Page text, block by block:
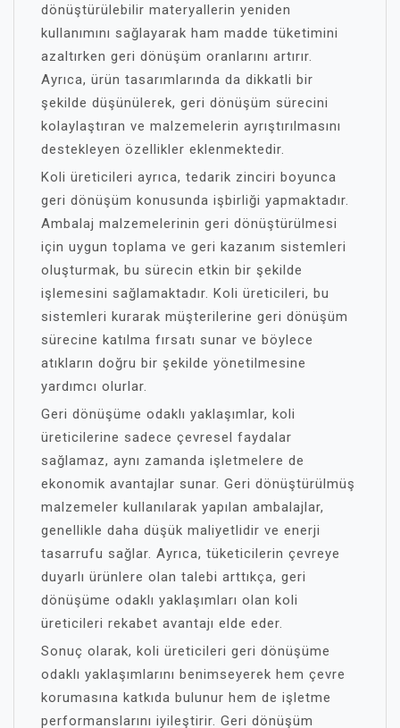
dönüştürülebilir materyallerin yeniden
kullanımını sağlayarak ham madde tüketimini
azaltırken geri dönüşüm oranlarını artırır.
Ayrıca, ürün tasarımlarında da dikkatli bir
şekilde düşünülerek, geri dönüşüm sürecini
kolaylaştıran ve malzemelerin ayrıştırılmasını
destekleyen özellikler eklenmektedir.
Koli üreticileri ayrıca, tedarik zinciri boyunca
geri dönüşüm konusunda işbirliği yapmaktadır.
Ambalaj malzemelerinin geri dönüştürülmesi
için uygun toplama ve geri kazanım sistemleri
oluşturmak, bu sürecin etkin bir şekilde
işlemesini sağlamaktadır. Koli üreticileri, bu
sistemleri kurarak müşterilerine geri dönüşüm
sürecine katılma fırsatı sunar ve böylece
atıkların doğru bir şekilde yönetilmesine
yardımcı olurlar.
Geri dönüşüme odaklı yaklaşımlar, koli
üreticilerine sadece çevresel faydalar
sağlamaz, aynı zamanda işletmelere de
ekonomik avantajlar sunar. Geri dönüştürülmüş
malzemeler kullanılarak yapılan ambalajlar,
genellikle daha düşük maliyetlidir ve enerji
tasarrufu sağlar. Ayrıca, tüketicilerin çevreye
duyarlı ürünlere olan talebi arttıkça, geri
dönüşüme odaklı yaklaşımları olan koli
üreticileri rekabet avantajı elde eder.
Sonuç olarak, koli üreticileri geri dönüşüme
odaklı yaklaşımlarını benimseyerek hem çevre
korumasına katkıda bulunur hem de işletme
performanslarını iyileştirir. Geri dönüşüm